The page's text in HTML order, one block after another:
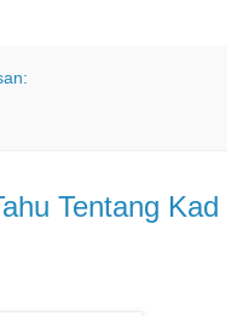
Tentang Kad